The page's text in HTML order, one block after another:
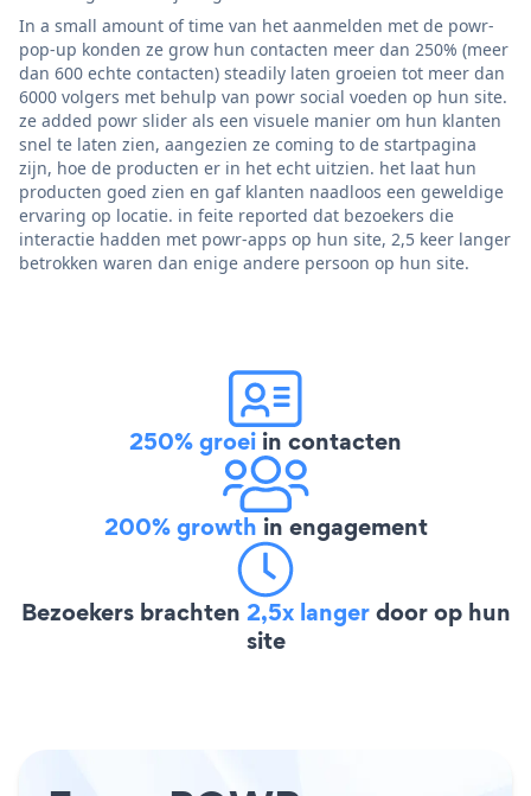
In a small amount of time van het aanmelden met de powr-
pop-up konden ze grow hun contacten meer dan 250% (meer
dan 600 echte contacten) steadily laten groeien tot meer dan
6000 volgers met behulp van powr social voeden op hun site.
ze added powr slider als een visuele manier om hun klanten
snel te laten zien, aangezien ze coming to de startpagina
zijn, hoe de producten er in het echt uitzien. het laat hun
producten goed zien en gaf klanten naadloos een geweldige
ervaring op locatie. in feite reported dat bezoekers die
interactie hadden met powr-apps op hun site, 2,5 keer langer
betrokken waren dan enige andere persoon op hun site.
250% groei in contacten
200% growth in engagement
Bezoekers brachten 2,5x langerdoor op hun
site